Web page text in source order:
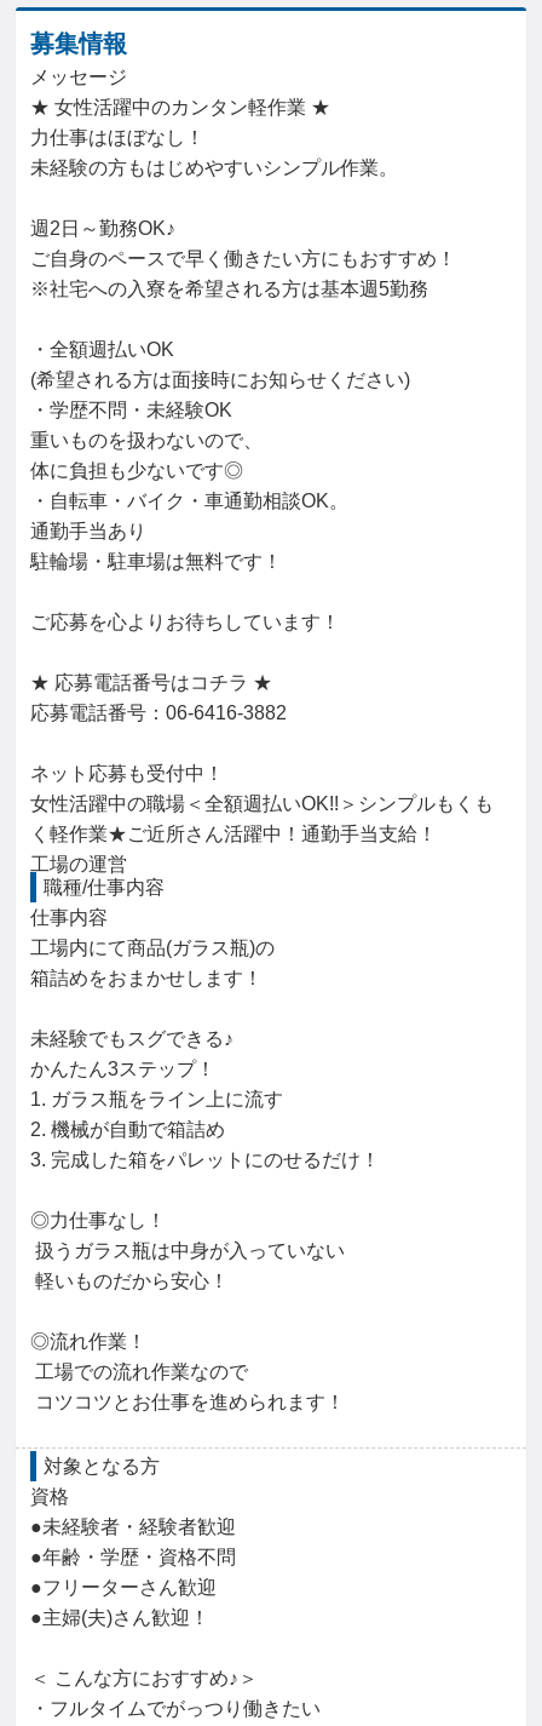
募集情報
メッセージ
★ 女性活躍中のカンタン軽作業 ★
力仕事はほぼなし！
未経験の方もはじめやすいシンプル作業。
週2日～勤務OK♪
ご自身のペースで早く働きたい方にもおすすめ！
※社宅への入寮を希望される方は基本週5勤務
・全額週払いOK
(希望される方は面接時にお知らせください)
・学歴不問・未経験OK
重いものを扱わないので、
体に負担も少ないです◎
・自転車・バイク・車通勤相談OK。
通勤手当あり
駐輪場・駐車場は無料です！
ご応募を心よりお待ちしています！
★ 応募電話番号はコチラ ★
応募電話番号：06-6416-3882
ネット応募も受付中！
女性活躍中の職場＜全額週払いOK!!＞シンプルもくも
く軽作業★ご近所さん活躍中！通勤手当支給！
工場の運営
職種/仕事内容
仕事内容
工場内にて商品(ガラス瓶)の
箱詰めをおまかせします！
未経験でもスグできる♪
かんたん3ステップ！
1. ガラス瓶をライン上に流す
2. 機械が自動で箱詰め
3. 完成した箱をパレットにのせるだけ！
◎力仕事なし！
◎流れ作業！
コツコツとお仕事を進められます！
対象となる方
資格
●未経験者・経験者歓迎
●年齢・学歴・資格不問
●フリーターさん歓迎
●主婦(夫)さん歓迎！
＜ こんな方におすすめ♪＞
・フルタイムでがっつり働きたい